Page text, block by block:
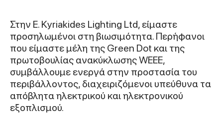
Στην E. Kyriakides Lighting Ltd, είμαστε
προσηλωμένοι στη βιωσιμότητα. Περήφανοι
που είμαστε μέλη της Green Dot και της
πρωτοβουλίας ανακύκλωσης WEEE,
συμβάλλουμε ενεργά στην προστασία του
περιβάλλοντος, διαχειριζόμενοι υπεύθυνα τα
απόβλητα ηλεκτρικού και ηλεκτρονικού
εξοπλισμού.